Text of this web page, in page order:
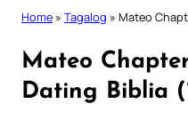
Home » Tagalog » Mateo
Mateo
Dating Biblia